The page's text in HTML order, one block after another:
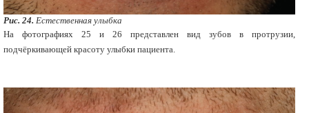
Рис. 24. Естественная улыбка
На фотографиях 25 и 26 представлен вид зубов в протрузии,
подчёркивающей красоту улыбки пациента.